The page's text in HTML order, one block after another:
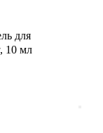
для
10 мл